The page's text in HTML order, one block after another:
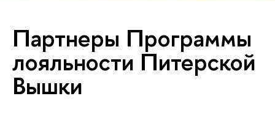
Партнеры Программы
лояльности Питерской
Вышки